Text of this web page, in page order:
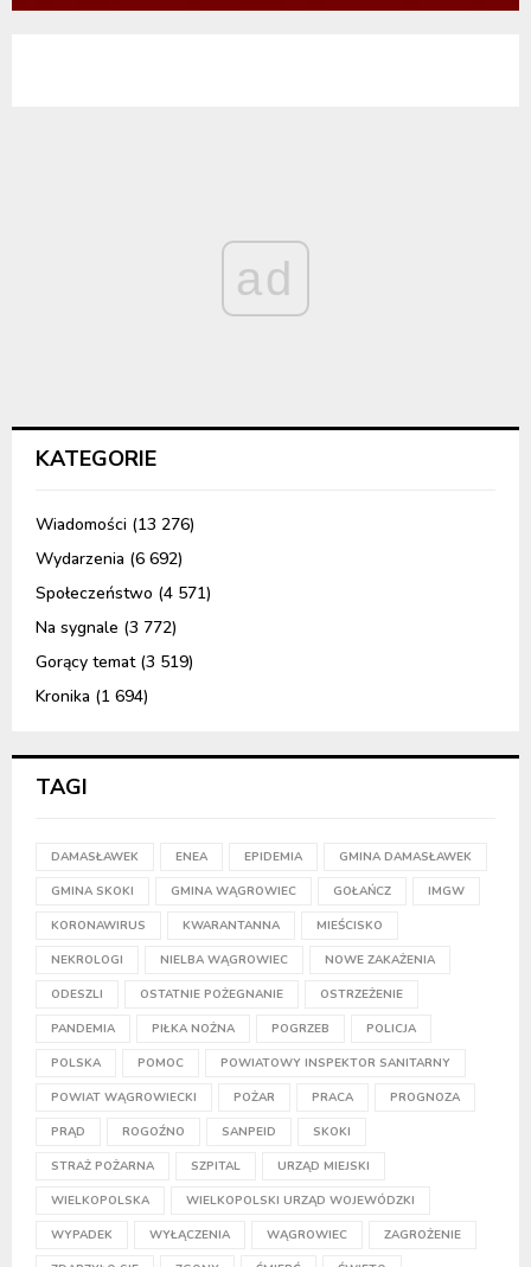
ad
KATEGORIE
Wiadomości (13 276)
Wydarzenia (6 692)
Społeczeństwo (4 571)
Na sygnale (3 772)
Gorący temat(3 519)
Kronika (1 694)
TAGI
DAMASŁAWEK ENEA EPIDEMIA GMINA DAMASŁAWEK
GMINA SKOKI GMINA WĄGROWIEC GOŁAŃCZ IMGW
KORONAWIRUS KWARANTANNA MIEŚCISKO
NEKROLOGI NIELBA WĄGROWIEC NOWE ZAKAŻENIA
ODESZLI OSTATNIE POŻEGNANIE OSTRZEŻENIE
PANDEMIA PIŁKA NOŻNA POGRZEB POLICJA
POLSKA POMOC POWIATOWY INSPEKTOR SANITARNY
POWIAT WĄGROWIECKI POŻAR PRACA PROGNOZA
PRĄD ROGOŹNO SANPEID SKOKI
STRAŻ POŻARNA SZPITAL URZĄD MIEJSKI
WIELKOPOLSKA WIELKOPOLSKI URZĄD WOJEWÓDZKI
WYPADEK WYŁĄCZENIA WĄGROWIEC ZAGROŻENIE